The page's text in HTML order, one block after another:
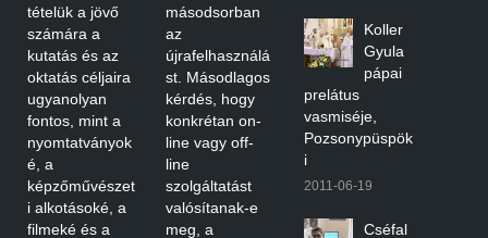
tételük a jövő
számára a
kutatás és az
oktatás céljaira
ugyanolyan
fontos, mint a
nyomtatványok
é, a
képzőművészet
i alkotásoké, a
filmeké és a
másodsorban
az
újrafelhasználá
st. Másodlagos
kérdés, hogy
konkrétan on-
line vagy off-
line
szolgáltatást
valósítanak-e
meg, a
Koller
Gyula
pápai
prelátus
vasmiséje,
Pozsonypüspök
i
2011-06-19
Cséfal